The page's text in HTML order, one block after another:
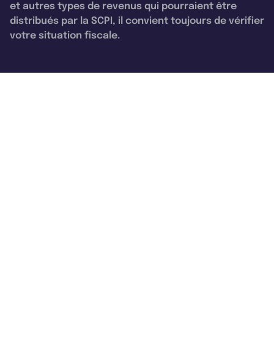
et autres types de revenus qui pourraient être
distribués par la SCPI, il convient toujours de vérifier
votre situation fiscale.